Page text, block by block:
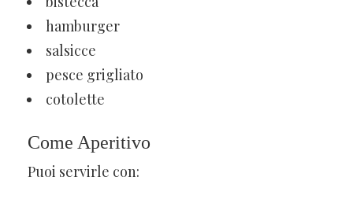
hamburger
salsicce
pesce grigliato
cotolette
Come Aperitivo
Puoi servirle con: